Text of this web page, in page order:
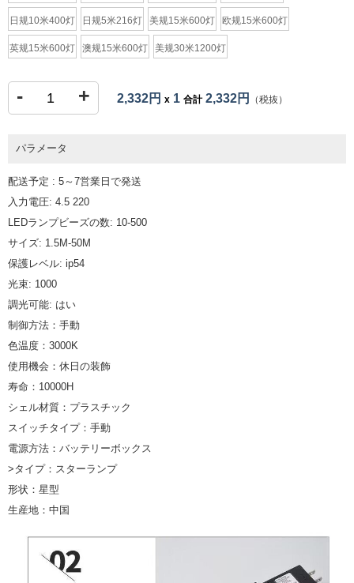
日规10米400灯 日规5米216灯 美规15米600灯 欧规15米600灯
英规15米600灯 澳规15米600灯 美规30米1200灯
- + 2,332円 x 1 合計2,332円 （税抜）
パラメータ
配送予定 : 5～7営業日で発送
入力電圧: 4.5 220
LEDランプビーズの数: 10-500
サイズ: 1.5M-50M
保護レベル: ip54
光束: 1000
調光可能: はい
制御方法：手動
色温度：3000K
使用機会：休日の装飾
寿命：10000H
シェル材質：プラスチック
スイッチタイプ：手動
電源方法：バッテリーボックス
>タイプ：スターランプ
形状：星型
生産地：中国